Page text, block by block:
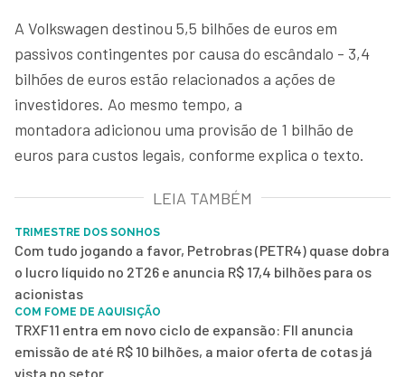
A Volkswagen destinou 5,5 bilhões de euros em
passivos contingentes por causa do escândalo - 3,4
bilhões de euros estão relacionados a ações de
investidores. Ao mesmo tempo, a
montadora adicionou uma provisão de 1 bilhão de
euros para custos legais, conforme explica o texto.
LEIA TAMBÉM
TRIMESTRE DOS SONHOS
Com tudo jogando a favor, Petrobras (PETR4) quase dobra
o lucro líquido no 2T26 e anuncia R$ 17,4 bilhões para os
acionistas
COM FOME DE AQUISIÇÃO
TRXF11 entra em novo ciclo de expansão: FII anuncia
emissão de até R$ 10 bilhões, a maior oferta de cotas já
vista no setor